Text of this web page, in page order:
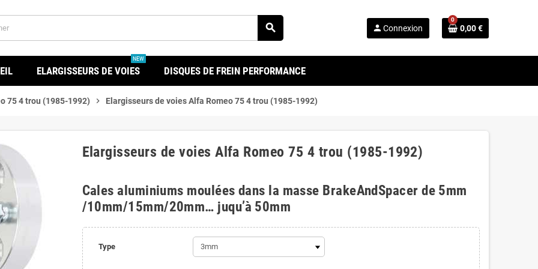
search person Connexion
0
0,00 €
ELARGISSEURS DE VOIES
NEW
DISQUES DE FREIN PERFORMANCE
75 4 trou (1985-1992) chevron_right Elargisseurs de voies Alfa Romeo 75 4 trou (1985-1992)
Elargisseurs de voies Alfa Romeo 75 4 trou (1985-1992)
Cales aluminiums moulées dans la masse BrakeAndSpacer de 5mm
/10mm/15mm/20mm… juqu’à 50mm
Type